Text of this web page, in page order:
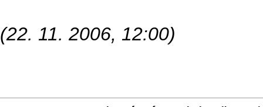
(22. 11. 2006, 12:00)